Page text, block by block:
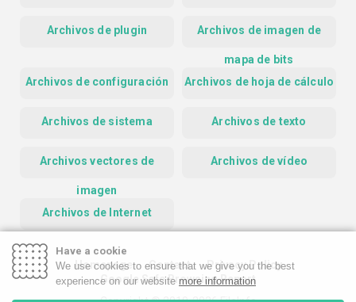
Archivos de plugin Archivos de imagen de
mapa de bits
Archivos de configuración
Archivos de hoja de cálculo
Archivos de sistema Archivos de texto
Archivos vectores de
imagen
Archivos de vídeo
Archivos de Internet
Homepage Contact
Privacy Policy
Google Safe Browsing Report
Have a cookie
We use cookies to ensure that we give you the best
experience on our website more information